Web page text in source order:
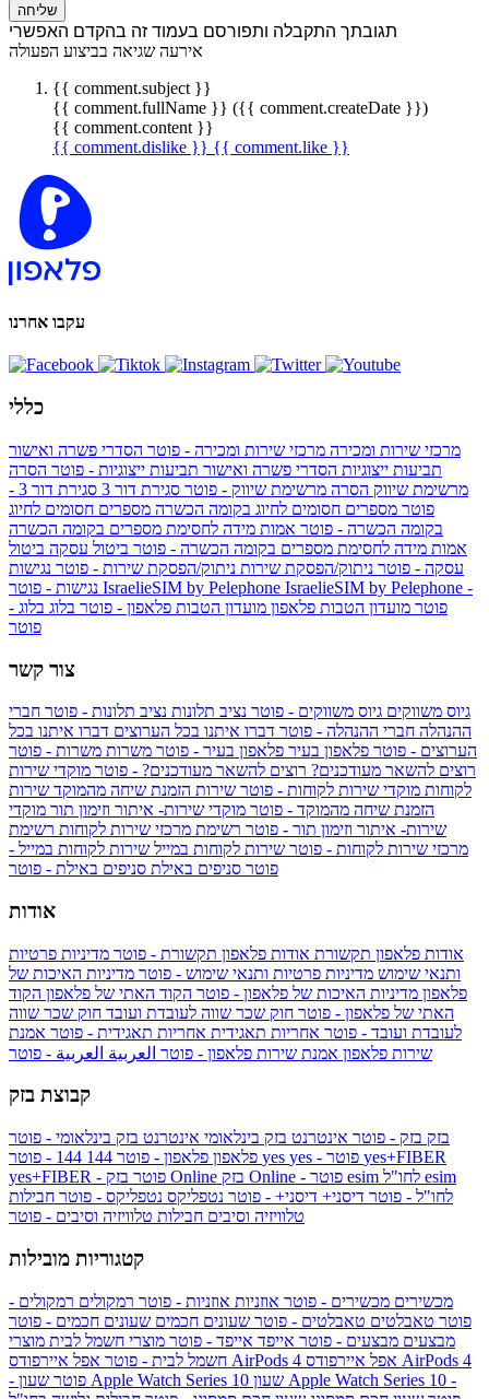
שליחה
תגובתך התקבלה ותפורסם בעמוד זה בהקדם האפשרי
אירעה שגיאה בביצוע הפעולה
{{ comment.subject }}
{{ comment.fullName }} ({{ comment.createDate }})
{{ comment.content }}
{{ comment.dislike }} {{ comment.like }}
עקבו אחרנו
כללי
מרכזי שירות ומכירה מרכזי שירות ומכירה - פוטר הסדרי פשרה ואישור
תביעות ייצוגיות הסדרי פשרה ואישור תביעות ייצוגיות - פוטר הסרה
מרשימת שיווק הסרה מרשימת שיווק - פוטר סגירת דור 3
סגירת דור 3 -
פוטר מספרים חסומים לחיוג בקומה הכשרה מספרים חסומים לחיוג
בקומה הכשרה - פוטר אמות מידה לחסימת מספרים בקומה הכשרה
אמות מידה לחסימת מספרים בקומה הכשרה - פוטר ביטול עסקה ביטול
עסקה - פוטר ניתוק/הפסקת שירות ניתוק/הפסקת שירות - פוטר נגישות
IsraelieSIM by Pelephone IsraelieSIM by Pelephone -
פוטר מועדון הטבות פלאפון מועדון הטבות פלאפון - פוטר בלוג בלוג -
פוטר
צור קשר
גיוס משווקים גיוס משווקים - פוטר נציב תלונות נציב תלונות - פוטר חברי
ההנהלה חברי ההנהלה - פוטר דברו איתנו בכל הערוצים דברו איתנו בכל
הערוצים - פוטר פלאפון בעיר פלאפון בעיר - פוטר משרות משרות - פוטר
רוצים להשאר מעודכנים? רוצים להשאר מעודכנים? - פוטר מוקדי שירות
לקוחות מוקדי שירות לקוחות - פוטר שירות הזמנת שיחה מהמוקד שירות
הזמנת שיחה מהמוקד - פוטר מוקדי שירות- איתור וזימון תור מוקדי
שירות- איתור וזימון תור - פוטר רשימת מרכזי שירות לקוחות רשימת
מרכזי שירות לקוחות - פוטר שירות לקוחות במייל שירות לקוחות במייל -
פוטר סניפים באילת סניפים באילת - פוטר
אודות
אודות פלאפון תקשורת אודות פלאפון תקשורת - פוטר מדיניות פרטיות
ותנאי שימוש מדיניות פרטיות ותנאי שימוש - פוטר מדיניות האיכות של
פלאפון מדיניות האיכות של פלאפון - פוטר הקוד האתי של פלאפון הקוד
האתי של פלאפון - פוטר חוק שכר שווה לעובדת ועובד חוק שכר שווה
לעובדת ועובד - פוטר אחריות תאגידית אחריות תאגידית - פוטר אמנת
שירות פלאפון אמנת שירות פלאפון - פוטר العربية العربية - פוטר
קבוצת בזק
בזק בזק - פוטר אינטרנט בזק בינלאומי אינטרנט בזק בינלאומי - פוטר
פלאפון פלאפון - פוטר 144 yes
yes+FIBER
yes+FIBER - פוטר בזק Online
esim
לחו"ל - פוטר דיסני+ דיסני+ - פוטר נטפליקס נטפליקס - פוטר חבילות
טלוויזיה וסיבים חבילות טלוויזיה וסיבים - פוטר
קטגוריות מובילות
מכשירים מכשירים - פוטר אוזניות אוזניות - פוטר רמקולים רמקולים -
פוטר טאבלטים טאבלטים - פוטר שעונים חכמים שעונים חכמים - פוטר
מבצעים מבצעים - פוטר אייפד אייפד - פוטר מוצרי חשמל לבית מוצרי
חשמל לבית - פוטר אפל איירפודס AirPods 4 אפל איירפודס AirPods 4
- פוטר שעון Apple Watch Series 10 שעון Apple Watch Series 10 -